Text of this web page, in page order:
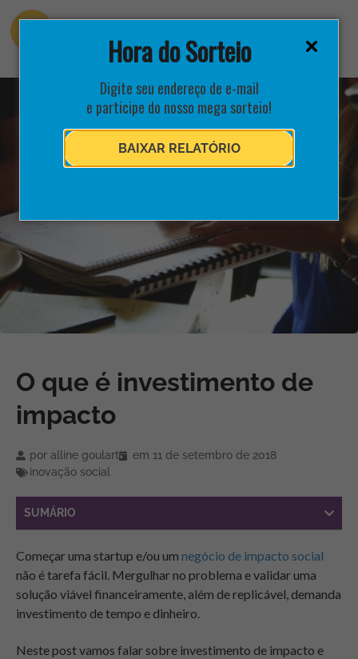
Hora do Sorteio
Digite seu endereço de e-mail
e participe do nosso mega sorteio!
BAIXAR RELATÓRIO
O que é investimento de
impacto
por alline goulart em 11 de setembro de 2018
inovação social
SUMÁRIO
Começar uma startup e/ou um negócio de impacto social
não é tarefa fácil. Mergulhar no problema e validar uma
solução viável financeiramente, além de replicável, demanda
investimento de tempo e dinheiro.
Neste post vamos falar sobre investimento de impacto e